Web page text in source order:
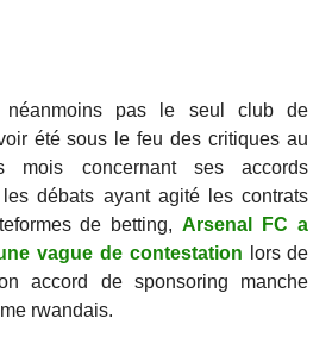
néanmoins pas le seul club de
été sous le feu des critiques au
mois concernant ses accords
débats ayant agité les contrats
de betting,Arsenal FC a
vague de contestation lors de
accord de sponsoring manche
rwandais.